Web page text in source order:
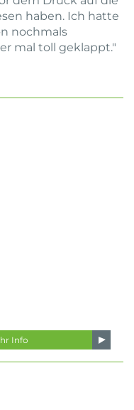
haben. Ich hatte
nochmals
mal toll geklappt."
Info